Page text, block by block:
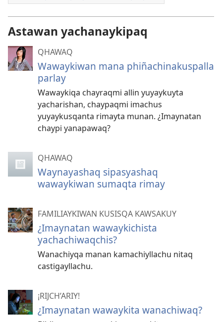
Astawan yachanaykipaq
QHAWAQ
Wawaykiwan mana phiñachinakuspalla
parlay
Wawaykiqa chayraqmi allin yuyaykuyta
yacharishan, chaypaqmi imachus
yuyaykusqanta rimayta munan. ¿Imaynatan
chaypi yanapawaq?
QHAWAQ
Waynayashaq sipasyashaq
wawaykiwan sumaqta rimay
FAMILIAYKIWAN KUSISQA KAWSAKUY
¿Imaynatan wawaykichista
yachachiwaqchis?
Wanachiyqa manan kamachiyllachu nitaq
castigayllachu.
¡RIJCH’ARIY!
¿Imaynatan wawaykita wanachiwaq?